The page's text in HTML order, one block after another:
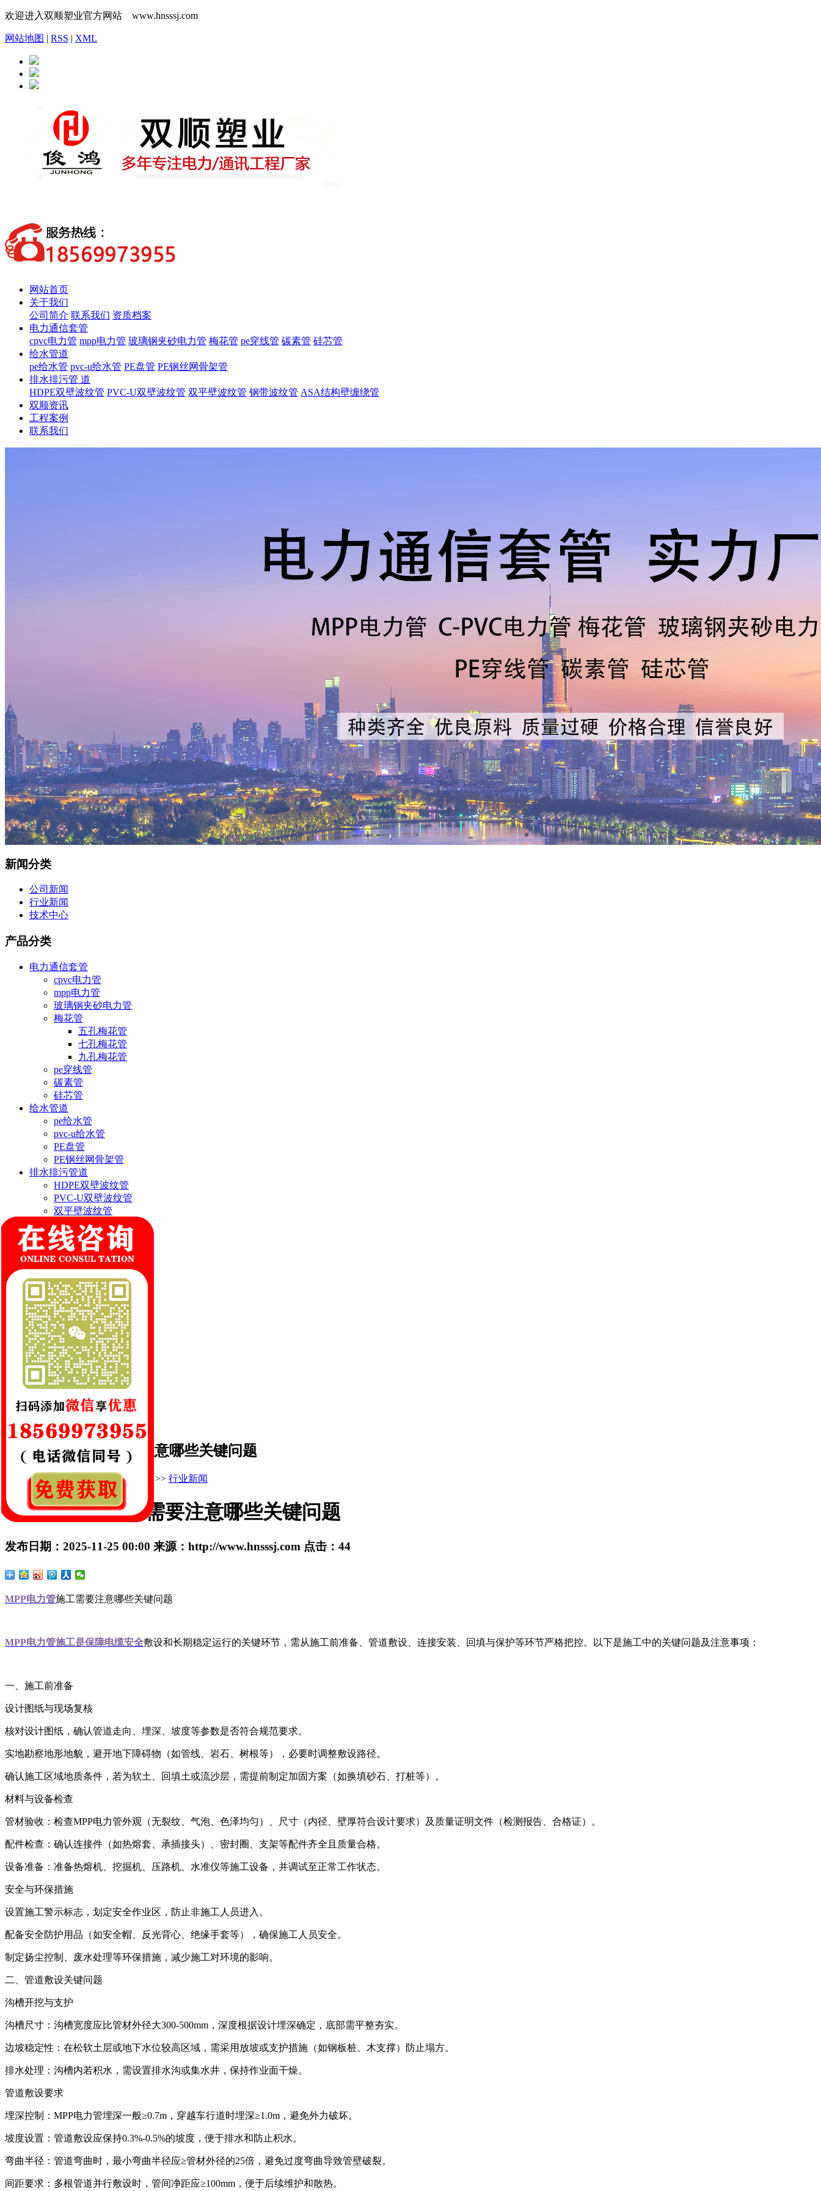
欢迎进入双顺塑业官方网站 www.hnsssj.com
网站地图 | RSS | XML
网站首页
关于我们
公司简介 联系我们 资质档案
电力通信套管
cpvc电力管 mpp电力管 玻璃钢夹砂电力管 梅花管 pe穿线管 碳素管 硅芯管
给水管道
pe给水管 pvc-u给水管 PE盘管 PE钢丝网骨架管
排水排污管 道
HDPE双壁波纹管 PVC-U双壁波纹管 双平壁波纹管 钢带波纹管 ASA结构壁缠绕管
双顺资讯
工程案例
联系我们
新闻分类
公司新闻
行业新闻
技术中心
产品分类
电力通信套管
cpvc电力管
mpp电力管
玻璃钢夹砂电力管
梅花管
五孔梅花管
七孔梅花管
九孔梅花管
pe穿线管
碳素管
硅芯管
给水管道
pe给水管
pvc-u给水管
PE盘管
PE钢丝网骨架管
排水排污管道
HDPE双壁波纹管
PVC-U双壁波纹管
双平壁波纹管
钢带波纹管
ASA结构壁缠绕管
联系我们
郑州市双顺塑业有限公司
联系人:缪经理
手机:18569973955
邮箱:519050916@qq.com
网址:www.hnsssj.com
地址:新郑市辛店镇后高庄村
MPP电力管施工需要注意哪些关键问题
您的当前位置： 首 页 >> 新闻中心 >> 行业新闻
MPP电力管施工需要注意哪些关键问题
发布日期： 2025-11-25 00:00 来源： http://www.hnsssj.com 点击： 44
MPP电力管施工需要注意哪些关键问题
MPP电力管施工是保障电缆安全敷设和长期稳定运行的关键环节，需从施工前准备、管道敷设、连接安装、回填与保护等环节严格把控。以下是施工中的关键问题及注意事项：
一、施工前准备
设计图纸与现场复核
核对设计图纸，确认管道走向、埋深、坡度等参数是否符合规范要求。
实地勘察地形地貌，避开地下障碍物（如管线、岩石、树根等），必要时调整敷设路径。
确认施工区域地质条件，若为软土、回填土或流沙层，需提前制定加固方案（如换填砂石、打桩等）。
材料与设备检查
管材验收：检查MPP电力管外观（无裂纹、气泡、色泽均匀）、尺寸（内径、壁厚符合设计要求）及质量证明文件（检测报告、合格证）。
配件检查：确认连接件（如热熔套、承插接头）、密封圈、支架等配件齐全且质量合格。
设备准备：准备热熔机、挖掘机、压路机、水准仪等施工设备，并调试至正常工作状态。
安全与环保措施
设置施工警示标志，划定安全作业区，防止非施工人员进入。
配备安全防护用品（如安全帽、反光背心、绝缘手套等），确保施工人员安全。
制定扬尘控制、废水处理等环保措施，减少施工对环境的影响。
二、管道敷设关键问题
沟槽开挖与支护
沟槽尺寸：沟槽宽度应比管材外径大300-500mm，深度根据设计埋深确定，底部需平整夯实。
边坡稳定性：在松软土层或地下水位较高区域，需采用放坡或支护措施（如钢板桩、木支撑）防止塌方。
排水处理：沟槽内若积水，需设置排水沟或集水井，保持作业面干燥。
管道敷设要求
埋深控制：MPP电力管埋深一般≥0.7m，穿越车行道时埋深≥1.0m，避免外力破坏。
坡度设置：管道敷设应保持0.3%-0.5%的坡度，便于排水和防止积水。
弯曲半径：管道弯曲时，最小弯曲半径应≥管材外径的25倍，避免过度弯曲导致管壁破裂。
间距要求：多根管道并行敷设时，管间净距应≥100mm，便于后续维护和散热。